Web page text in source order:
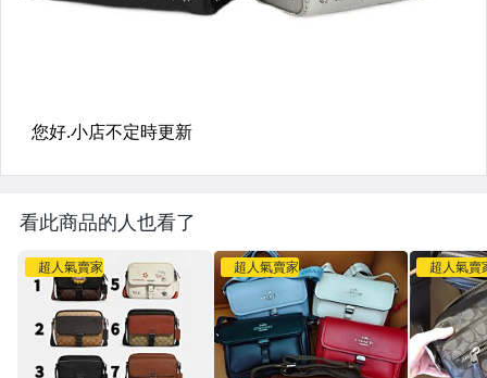
看此商品的人也看了
超人氣賣家 超人氣賣家 超人氣賣